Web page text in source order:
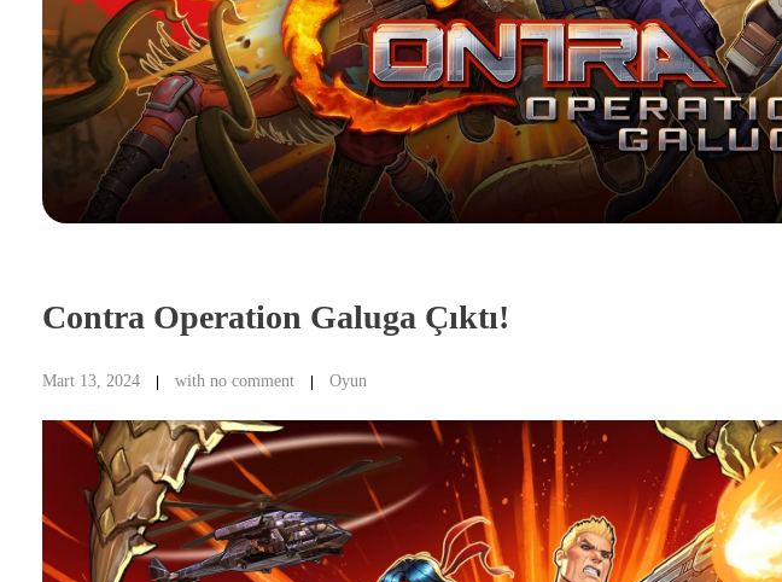
Contra Operation Galuga Çıktı!
Mart 13, 2024 with no comment Oyun